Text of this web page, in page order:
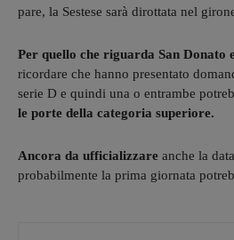
pare, la Sestese sarà dirottata nel
Per quello che riguarda San Donato
ricordare che hanno presentato
serie D e quindi una o entrambe
le porte della categoria superiore.
Ancora da ufficializzare anche la
probabilmente la prima giornata